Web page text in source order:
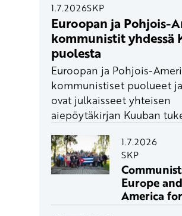
1.7.2026SKP
Euroopan ja Pohjois-
kommunistit yhdessä
puolesta
Euroopan ja Pohjois-
kommunistiset puolueet
ovat julkaisseet yhteisen
aiepöytäkirjan Kuuban
1.7.2026
SKP
Europe
America